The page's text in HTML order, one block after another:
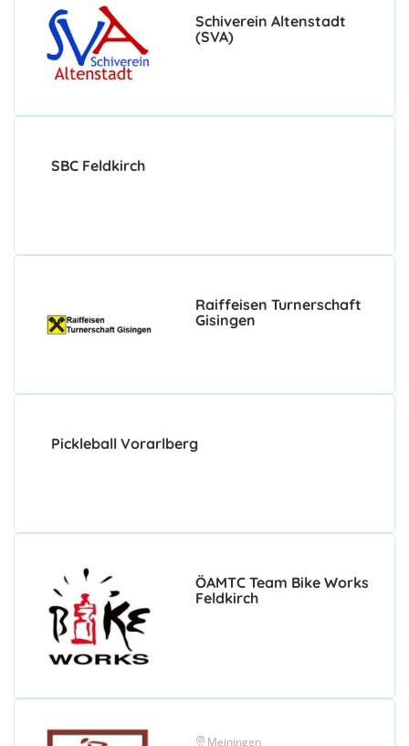
Schiverein Altenstadt
(SVA)
SBC Feldkirch
Raiffeisen Turnerschaft
Gisingen
Pickleball Vorarlberg
ÖAMTC Team Bike Works
Feldkirch
Meiningen